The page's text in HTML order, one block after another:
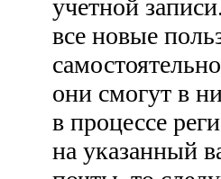
учетной
все новые
они смогут в
в процессе
на указанный